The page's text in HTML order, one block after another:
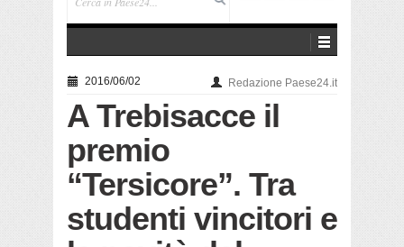
2016/06/02 Redazione Paese24.it
A Trebisacce il
premio
“Tersicore”. Tra
studenti vincitori e